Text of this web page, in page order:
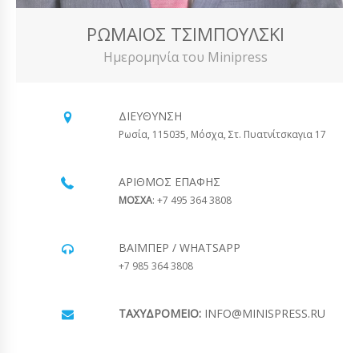
ΡΩΜΑΊΟΣ ΤΣΙΜΠΟΎΛΣΚΙ
Ημερομηνία του Minipress
ΔΙΕΎΘΥΝΣΗ
Ρωσία, 115035, Μόσχα, Στ. Πυατνίτσκαγια 17
ΑΡΙΘΜΌΣ ΕΠΑΦΉΣ
ΜΟΣΧΑ: +7 495 364 3808
ΒΆΙΜΠΕΡ / WHATSAPP
+7 985 364 3808
ΤΑΧΥΔΡΟΜΕΊΟ: INFO@MINISPRESS.RU